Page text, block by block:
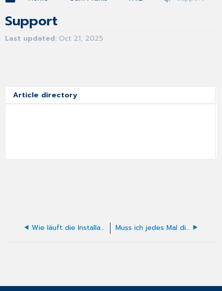
Support
Last updated Oct 21, 2025
Article directory
Wie läuft die Installation und Einrichtung ab? Muss ich jedes Mal die 2-Faktor-Authentifizierung (2FA) nutzen, um mich in CGM Praxis einzuloggen?